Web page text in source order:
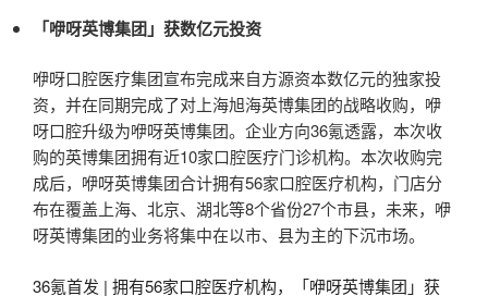
「咿呀英博集团」获数亿元投资
咿呀口腔医疗集团宣布完成来自方源资本数亿元的独家投
资，并在同期完成了对上海旭海英博集团的战略收购，咿
呀口腔升级为咿呀英博集团。企业方向36氪透露，本次收
购的英博集团拥有近10家口腔医疗门诊机构。本次收购完
成后，咿呀英博集团合计拥有56家口腔医疗机构，门店分
布在覆盖上海、北京、湖北等8个省份27个市县，未来，咿
呀英博集团的业务将集中在以市、县为主的下沉市场。
36氪首发 | 拥有56家口腔医疗机构，「咿呀英博集团」获